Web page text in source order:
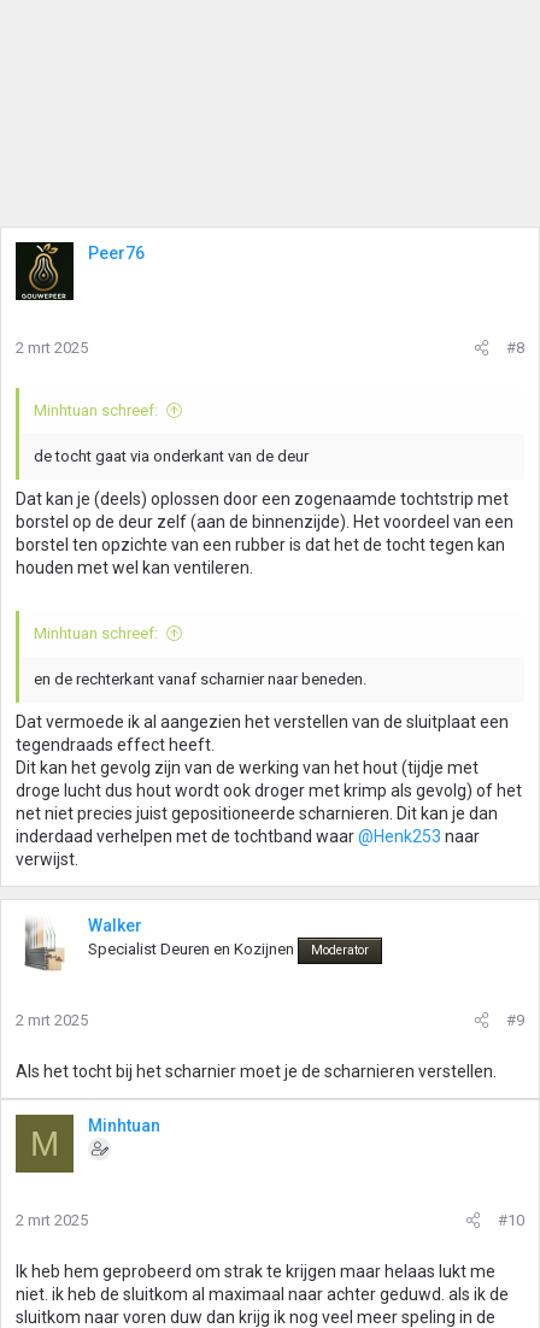
Peer76
2 mrt 2025 #8
Minhtuan schreef:
de tocht gaat via onderkant van de deur
Dat kan je (deels) oplossen door een zogenaamde tochtstrip met
borstel op de deur zelf (aan de binnenzijde). Het voordeel van een
borstel ten opzichte van een rubber is dat het de tocht tegen kan
houden met wel kan ventileren.
Minhtuan schreef:
en de rechterkant vanaf scharnier naar beneden.
Dat vermoede ik al aangezien het verstellen van de sluitplaat een
tegendraads effect heeft.
Dit kan het gevolg zijn van de werking van het hout (tijdje met
droge lucht dus hout wordt ook droger met krimp als gevolg) of het
net niet precies juist gepositioneerde scharnieren. Dit kan je dan
inderdaad verhelpen met de tochtband waar@Henk253 naar
verwijst.
Walker
Specialist Deuren en Kozijnen Moderator
2 mrt 2025 #9
Als het tocht bij het scharnier moet je de scharnieren verstellen.
M Minhtuan
2 mrt 2025 #10
Ik heb hem geprobeerd om strak te krijgen maar helaas lukt me
niet. ik heb de sluitkom al maximaal naar achter geduwd. als ik de
sluitkom naar voren duw dan krijg ik nog veel meer speling in de